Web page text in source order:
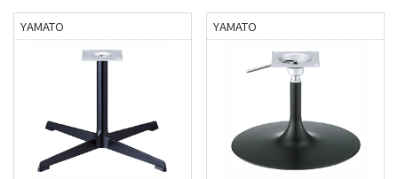
YAMATO YAMATO